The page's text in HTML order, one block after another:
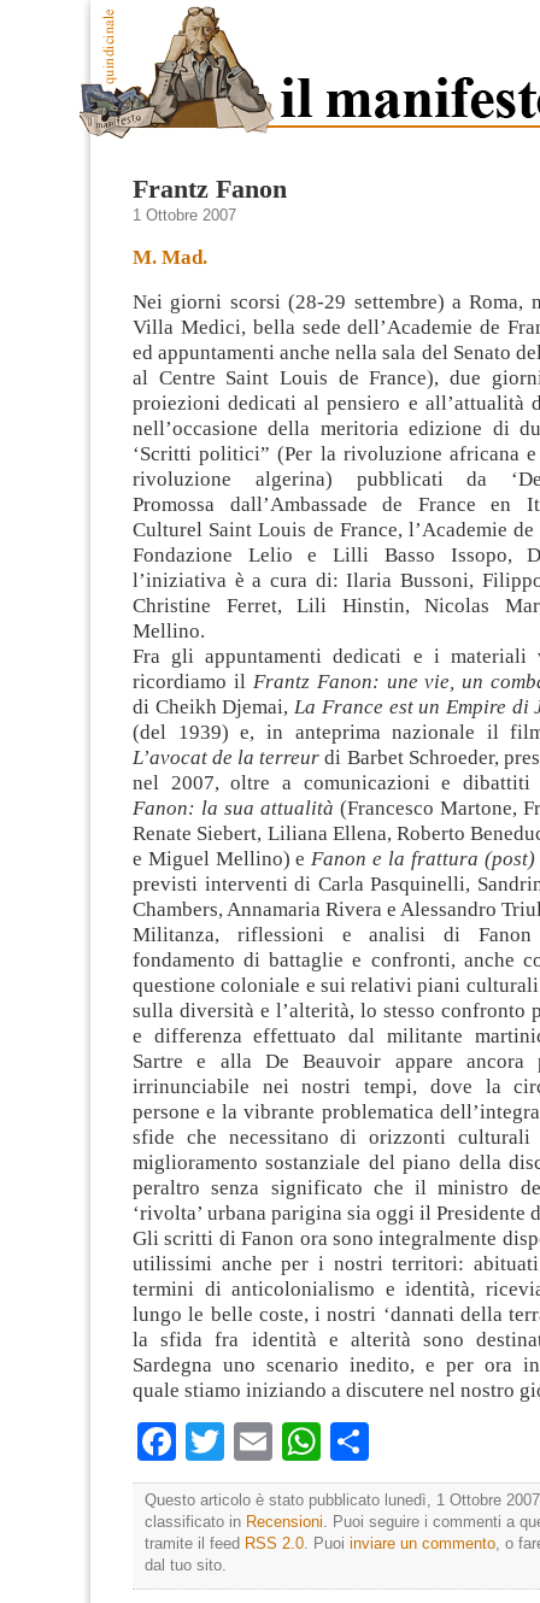
Frantz Fanon
1 Ottobre 2007
M. Mad.
Nei giorni scorsi (28-29 settembre) a Roma,
Villa Medici, bella sede dell’Academie de
ed appuntamenti anche nella sala del Senato
al Centre Saint Louis de France), due
proiezioni dedicati al pensiero e all’attualità
nell’occasione della meritoria edizione di
‘Scritti politici” (Per la rivoluzione africana
rivoluzione algerina) pubblicati da
Promossa dall’Ambassade de France en
Culturel Saint Louis de France, l’Academie de
Fondazione Lelio e Lilli Basso Issopo,
l’iniziativa è a cura di: Ilaria Bussoni,
Christine Ferret, Lili Hinstin, Nicolas
Mellino.
Fra gli appuntamenti dedicati e i materiali
ricordiamo il Frantz Fanon: une vie, un
di Cheikh Djemai,La France est un Empire di
(del 1939) e, in anteprima nazionale il
L’avocat de la terreur di Barbet Schroeder,
nel 2007, oltre a comunicazioni e
Fanon: la sua attualità (Francesco Martone,
Renate Siebert, Liliana Ellena, Roberto
e Miguel Mellino) eFanon e la frattura
previsti interventi di Carla Pasquinelli,
Chambers, Annamaria Rivera e Alessandro
Militanza, riflessioni e analisi di
fondamento di battaglie e confronti, anche
questione coloniale e sui relativi piani
sulla diversità e l’alterità, lo stesso confronto
e differenza effettuato dal militante
Sartre e alla De Beauvoir appare ancora
irrinunciabile nei nostri tempi, dove la
persone e la vibrante problematica
sfide che necessitano di orizzonti
miglioramento sostanziale del piano della
peraltro senza significato che il ministro
‘rivolta’ urbana parigina sia oggi il Presidente
Gli scritti di Fanon ora sono integralmente
utilissimi anche per i nostri territori:
termini di anticolonialismo e identità,
lungo le belle coste, i nostri ‘dannati della
la sfida fra identità e alterità sono
Sardegna uno scenario inedito, e per ora
quale stiamo iniziando a discutere nel nostro
Facebook
TwitterEmailWhatsApp
Questo articolo è stato pubblicato lunedì, 1 Ottobre
classificato in Recensioni . Puoi seguire i commenti a
tramite il feed RSS 2.0 . Puoi inviare un commento , o
dal tuo sito.